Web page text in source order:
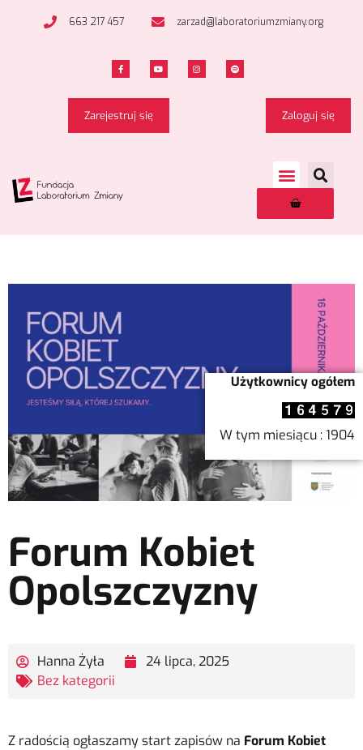
663 217 457 zarzad@laboratoriumzmiany.org
Zarejestruj się Zaloguj się
Forum Kobiet
Opolszczyzny
Hanna Żyła
24 lipca, 2025
Bez kategorii
Z radością ogłaszamy start zapisów na Forum Kobiet
Użytkownicy ogółem
W tym miesiącu : 1904